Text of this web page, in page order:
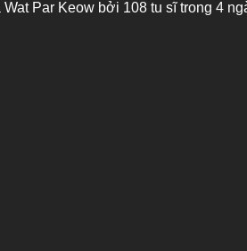
Par Keow bởi 108 tu sĩ trong 4